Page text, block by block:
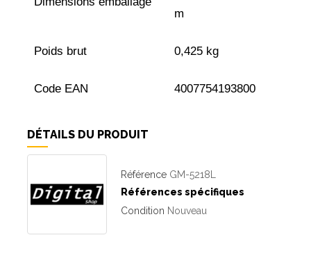
m
Poids brut 0,425 kg
Code EAN 4007754193800
DÉTAILS DU PRODUIT
Référence GM-5218L
Références spécifiques
Condition Nouveau